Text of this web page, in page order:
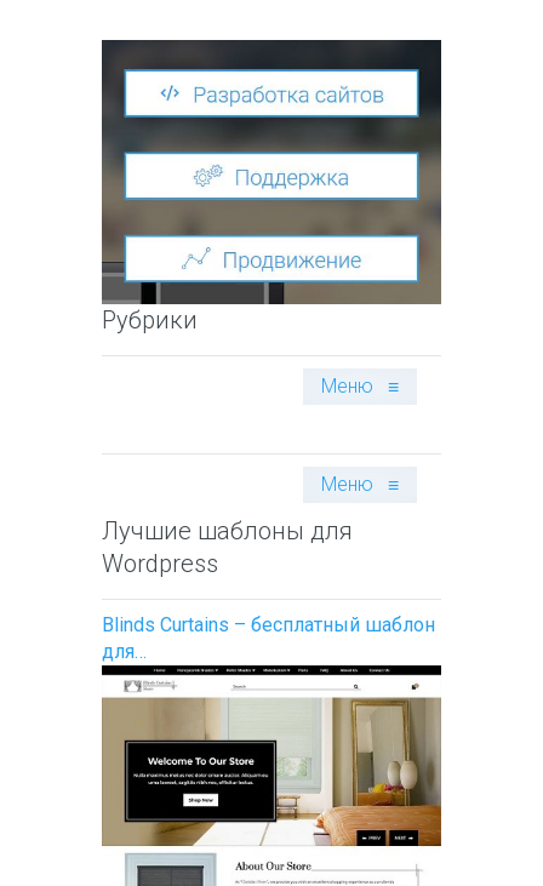
Рубрики
Меню ≡
Меню ≡
Лучшие шаблоны для
Wordpress
Blinds Curtains – бесплатный шаблон
для…